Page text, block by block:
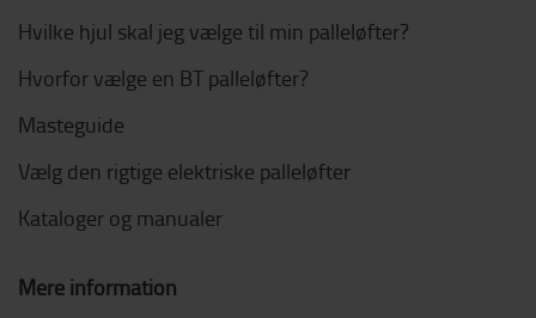
Hvilke hjul skal jeg vælge til min palleløfter?
Hvorfor vælge en BT palleløfter?
Masteguide
Vælg den rigtige elektriske palleløfter
Kataloger og manualer
Mere information